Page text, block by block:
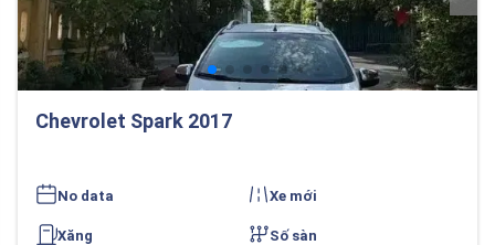
Chevrolet Spark 2017
No data Xe mới
Xăng Số sàn